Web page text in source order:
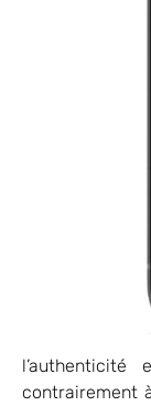
contrairement